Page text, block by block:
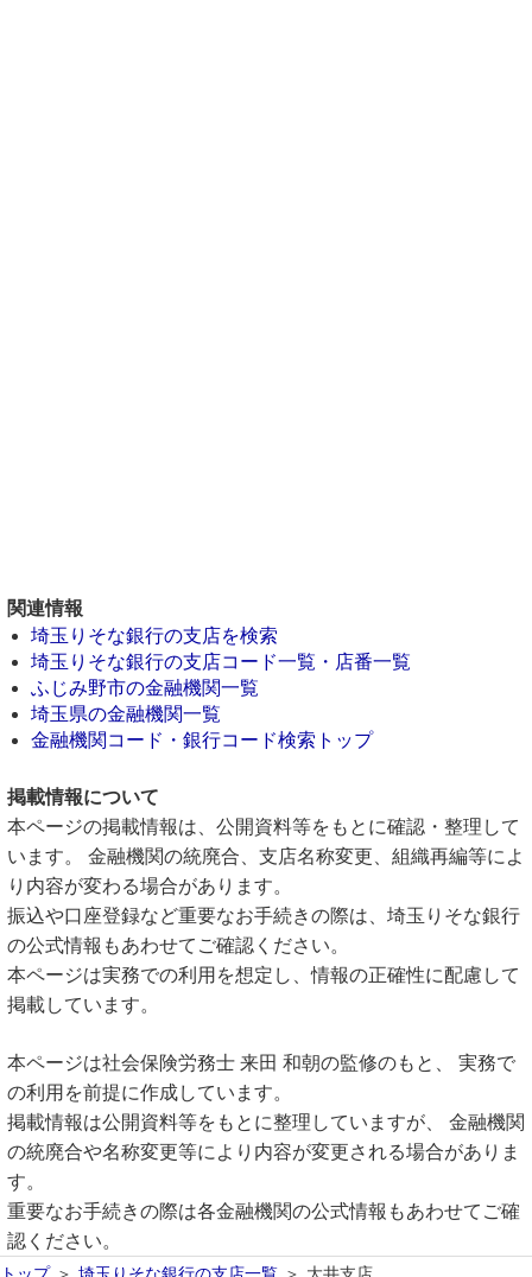
関連情報
埼玉りそな銀行の支店を検索
埼玉りそな銀行の支店コード一覧・店番一覧
ふじみ野市の金融機関一覧
埼玉県の金融機関一覧
金融機関コード・銀行コード検索トップ
掲載情報について
本ページの掲載情報は、公開資料等をもとに確認・整理して
います。 金融機関の統廃合、支店名称変更、組織再編等によ
り内容が変わる場合があります。
振込や口座登録など重要なお手続きの際は、埼玉りそな銀行
の公式情報もあわせてご確認ください。
本ページは実務での利用を想定し、情報の正確性に配慮して
掲載しています。
本ページは社会保険労務士 来田 和朝の監修のもと、 実務で
の利用を前提に作成しています。
掲載情報は公開資料等をもとに整理していますが、 金融機関
の統廃合や名称変更等により内容が変更される場合がありま
す。
重要なお手続きの際は各金融機関の公式情報もあわせてご確
認ください。